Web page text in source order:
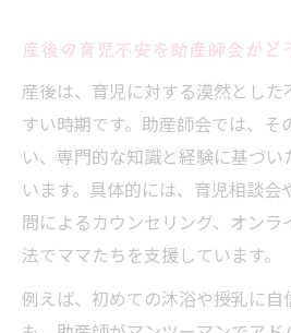
産後の育児不安を助産師会がど
産後は、育児に対する漠然とした
すい時期です。助産師会では、そ
い、専門的な知識と経験に基づ
います。具体的には、育児相談会
問によるカウンセリング、オンラ
法でママたちを支援しています。
例えば、初めての沐浴や授乳に自